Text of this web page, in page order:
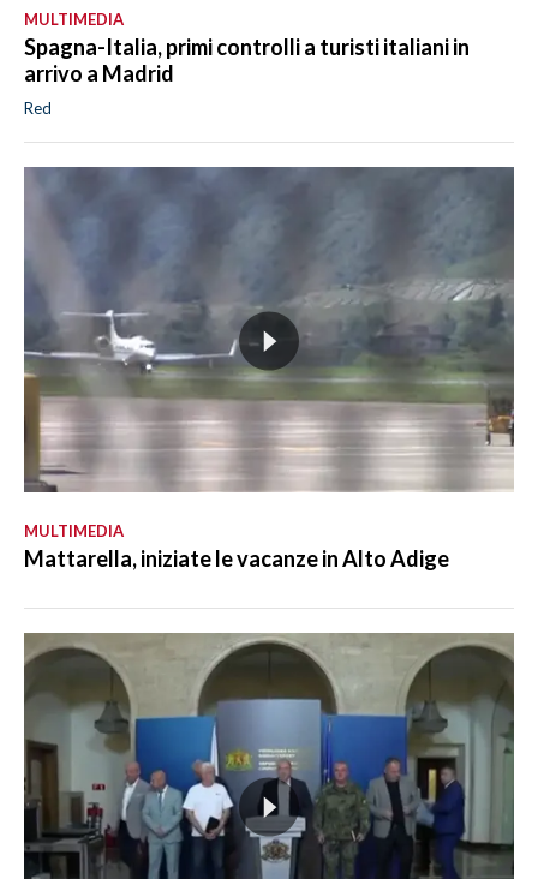
MULTIMEDIA
Spagna-Italia, primi controlli a turisti italiani in
arrivo a Madrid
Red
MULTIMEDIA
Mattarella, iniziate le vacanze in Alto Adige